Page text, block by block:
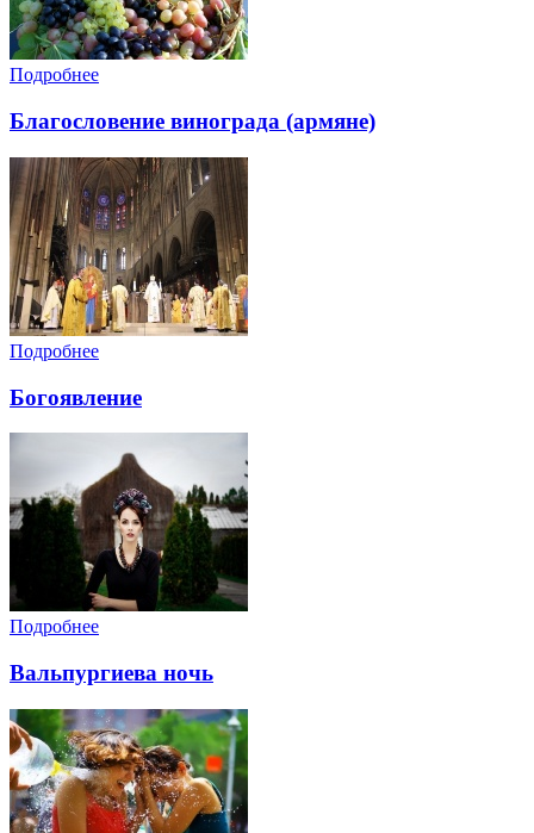
Подробнее
Благословение винограда (армяне)
Подробнее
Богоявление
Подробнее
Вальпургиева ночь